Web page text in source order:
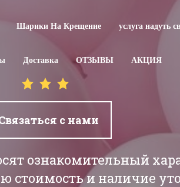
Шарики На Крещение услуга надуть
Доставка ОТЗЫВЫ АКЦИЯ
с нами
ознакомительный
стоимость и наличие